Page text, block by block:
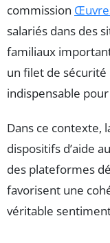
commission
salariés dans des
familiaux
un filet de
indispensable
Dans ce contexte,
dispositifs d’aide
des plateformes
favorisent une
véritable